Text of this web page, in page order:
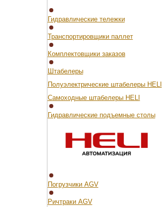
Гидравлические тележки
Транспортировщики паллет
Комплектовщики заказов
Штабелеры
Полуэлектрические штабелеры HELI
Самоходные штабелеры HELI
Гидравлические подъемные столы
Погрузчики AGV
Ричтраки AGV